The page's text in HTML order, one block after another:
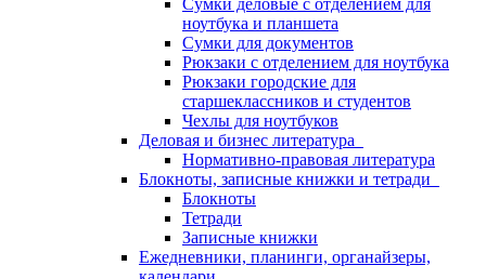
Сумки деловые с отделением для
ноутбука и планшета
Сумки для документов
Рюкзаки с отделением для ноутбука
Рюкзаки городские для
старшеклассников и студентов
Чехлы для ноутбуков
Деловая и бизнес литература
Нормативно-правовая литература
Блокноты, записные книжки и тетради
Блокноты
Тетради
Записные книжки
Ежедневники, планинги, органайзеры,